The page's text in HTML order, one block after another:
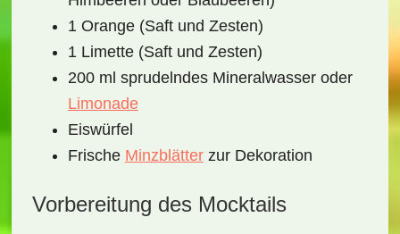
1 Orange (Saft und Zesten)
1 Limette (Saft und Zesten)
200 ml sprudelndes Mineralwasser oder
Limonade
Eiswürfel
Frische Minzblätterzur Dekoration
Vorbereitung des Mocktails